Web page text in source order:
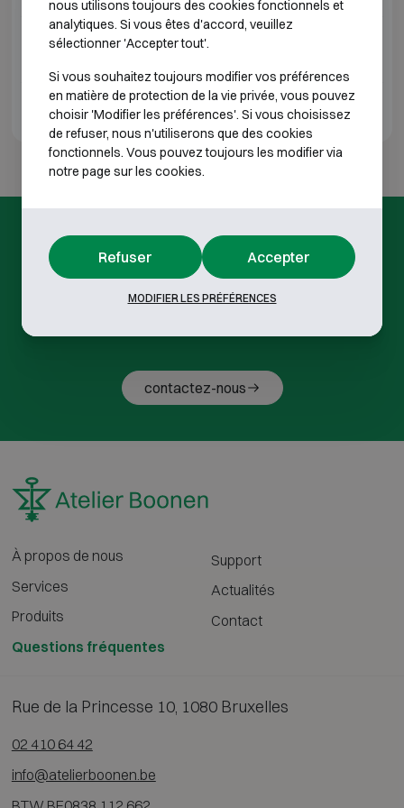
02Pouvez-vous réparer ou remplacer la serrure
Quand un coffre-fort n’est-il plus réparable ?
QUESTIONS FRÉQUEMMENT POSÉES
Vous ne trouvez pas ce que vous
contactez-nous
À propos de nous
Services
Produits
Questions fréquentes
Support
Actualités
Contact
Rue de la Princesse 10, 1080 Bruxelles
02 410 64 42
info@atelierboonen.be
nous utilisons toujours des cookies fonctionnels et
analytiques. Si vous êtes d'accord, veuillez
sélectionner 'Accepter tout'.
Si vous souhaitez toujours modifier vos préférences
en matière de protection de la vie privée, vous pouvez
choisir 'Modifier les préférences'. Si vous choisissez
de refuser, nous n'utiliserons que des cookies
fonctionnels. Vous pouvez toujours les modifier via
notre page sur les cookies.
Refuser Accepter
MODIFIER LES PRÉFÉRENCES